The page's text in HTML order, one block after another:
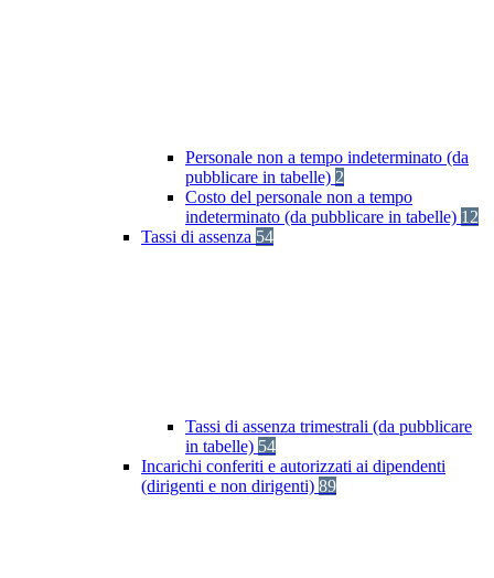
Personale non a tempo indeterminato (da
pubblicare in tabelle) 2
Costo del personale non a tempo
indeterminato (da pubblicare in tabelle) 12
Tassi di assenza 54
Tassi di assenza trimestrali (da pubblicare
in tabelle) 54
Incarichi conferiti e autorizzati ai dipendenti
(dirigenti e non dirigenti) 89